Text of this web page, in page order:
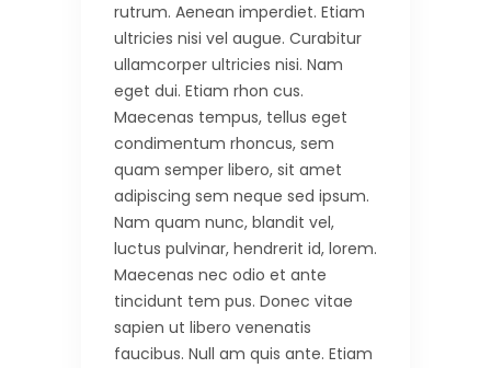
rutrum. Aenean imperdiet. Etiam
ultricies nisi vel augue. Curabitur
ullamcorper ultricies nisi. Nam
eget dui. Etiam rhon cus.
Maecenas tempus, tellus eget
condimentum rhoncus, sem
quam semper libero, sit amet
adipiscing sem neque sed ipsum.
Nam quam nunc, blandit vel,
luctus pulvinar, hendrerit id, lorem.
Maecenas nec odio et ante
tincidunt tem pus. Donec vitae
sapien ut libero venenatis
faucibus. Null am quis ante. Etiam